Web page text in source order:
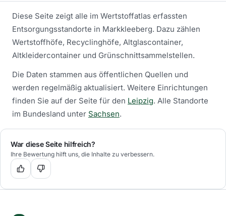
Diese Seite zeigt alle im Wertstoffatlas erfassten
Entsorgungsstandorte in Markkleeberg. Dazu zählen
Wertstoffhöfe, Recyclinghöfe, Altglascontainer,
Altkleidercontainer und Grünschnittsammelstellen.
Die Daten stammen aus öffentlichen Quellen und
werden regelmäßig aktualisiert. Weitere Einrichtungen
finden Sie auf der Seite für den Leipzig. Alle Standorte
im Bundesland unter Sachsen.
War diese Seite hilfreich?
Ihre Bewertung hilft uns, die Inhalte zu verbessern.